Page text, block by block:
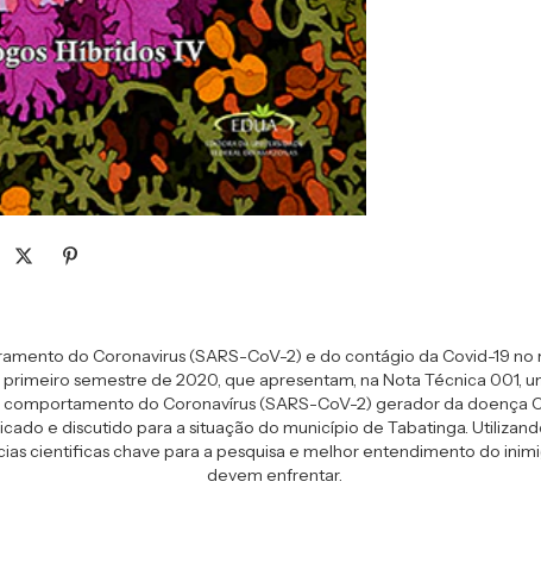
do Coronavirus (SARS-CoV-2) e do contágio da Covid-19 no
semestre de 2020, que apresentam, na Nota Técnica 001,
do Coronavírus (SARS-CoV-2) gerador da doença
e discutido para a situação do município de Tabatinga.
cientificas chave para a pesquisa e melhor entendimento do
devem enfrentar.